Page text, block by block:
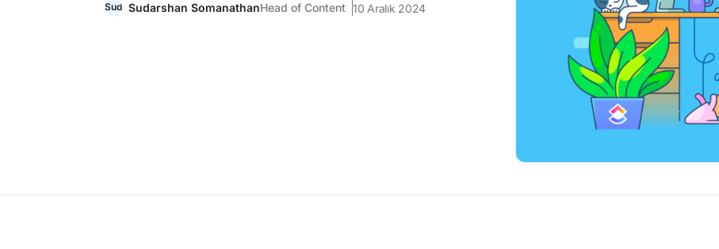
Sudarshan SomanathanHead of Content 10 Aralık 2024